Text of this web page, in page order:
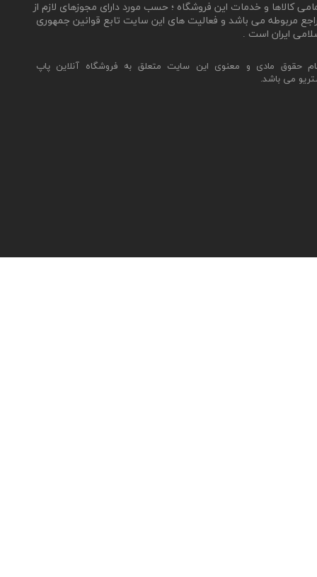
حقوق مادی و معنوی این سایت متعلق به فروشگاه آنلاین پاپ
می باشد.
کالاها و خدمات این فروشگاه ؛ حسب مورد دارای مجوزهای لازم از
مربوطه می باشد و فعالیت های این سایت تابع قوانین جمهوری
ایران است .